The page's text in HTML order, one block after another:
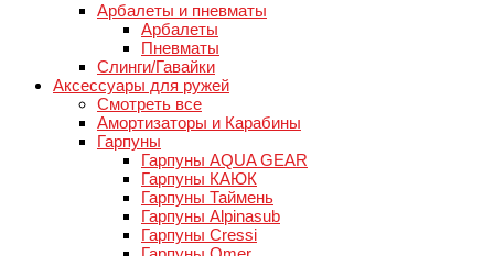
Арбалеты и пневматы
Арбалеты
Пневматы
Слинги/Гавайки
Аксессуары для ружей
Смотреть все
Амортизаторы и Карабины
Гарпуны
Гарпуны AQUA GEAR
Гарпуны КАЮК
Гарпуны Таймень
Гарпуны Alpinasub
Гарпуны Cressi